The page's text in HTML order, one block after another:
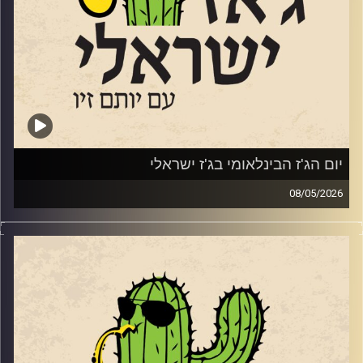
הטריו של ענת פורט
יותם זילברשטיין
שרון מנצור
ענת כהן
ניתאי הרשקוביץ
קרדיט תמונות:רותם בר-אילן
יום הג'ז הבינלאומי בג'ז ישראלי
08/05/2026
בשבוע שעבר, ב – 30.4 ציינו ברחבי העולם את יום הג'ז
הבינלאומי. כמידי שנה ביום הזה אנחנו מרשים לעצמינו לשמוע
PAT METHENY – https://www.allmusic.com/album/side-